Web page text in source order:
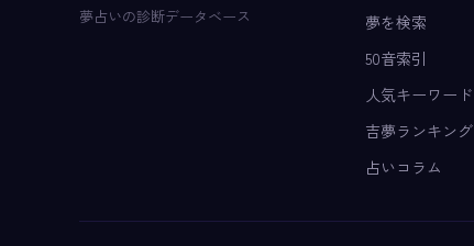
夢占いの診断データベース
夢を検索
50音索引
人気キーワード
吉夢ランキング
占いコラム